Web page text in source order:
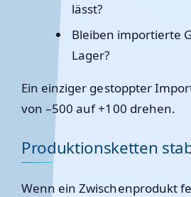
lässt?
Bleiben importierte
Lager?
Ein einziger gestoppter
von –500 auf +100 drehen.
Produktionsketten
Wenn ein Zwischenprodukt